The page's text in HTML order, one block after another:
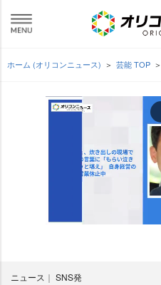
ホーム (オリコンニュース) 芸能 TOP
ニュース SNS発